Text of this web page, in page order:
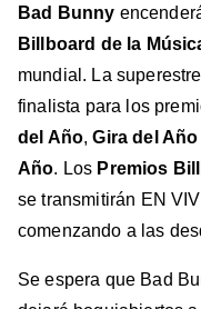
Bad Bunny
Billboard de la
mundial. La
finalista para los
del Año, Gira del Año
Año. Los Premios
se transmitirán EN
comenzando a las
Se espera que Bad